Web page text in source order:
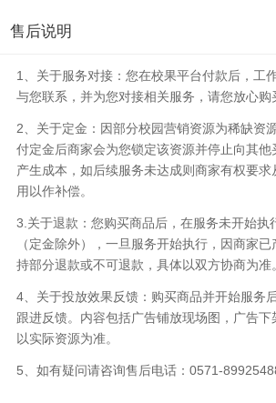
售后说明
1、关于服务对接：您在校果平台付款后，工
与您联系，并为您对接相关服务，请您放心购
2、关于定金：因部分校园营销资源为稀缺资
付定金后商家会为您锁定该资源并停止向其他
产生成本，如后续服务未达成则商家有权要
用以作补偿。
3.关于退款：您购买商品后，在服务未开始执
（定金除外），一旦服务开始执行，因商家
持部分退款或不可退款，具体以双方协商为准。
4、关于投放效果反馈：购买商品并开始服务
跟进反馈。内容包括广告铺放现场图，广告
以实际资源为准。
5、如有疑问请咨询售后电话：0571-